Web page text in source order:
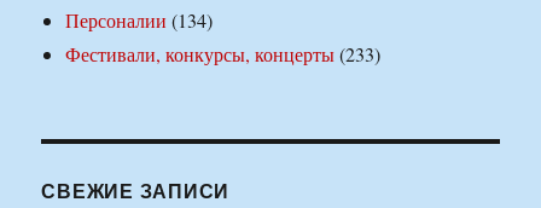
Персоналии (134)
Фестивали, конкурсы, концерты(233)
СВЕЖИЕ ЗАПИСИ